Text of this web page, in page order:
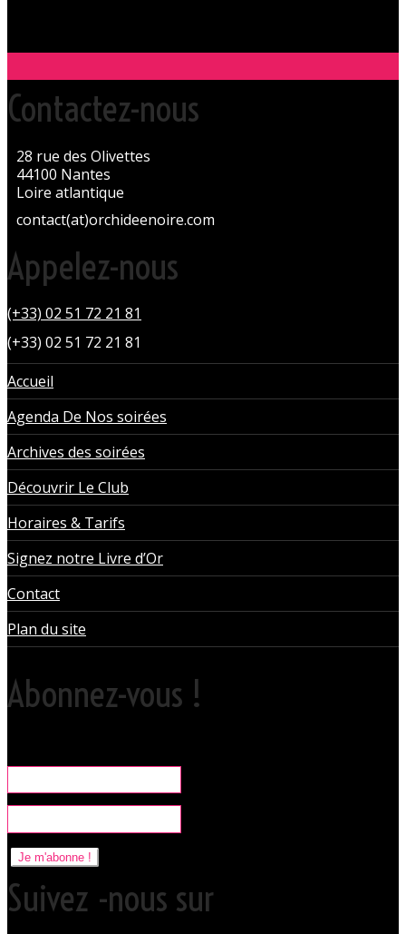
Contactez-nous
28 rue des Olivettes
44100 Nantes
Loire atlantique
contact(at)orchideenoire.com
Appelez-nous
(+33) 02 51 72 21 81
(+33) 02 51 72 21 81
Accueil
Agenda De Nos soirées
Archives des soirées
Découvrir Le Club
Horaires & Tarifs
Signez notre Livre d’Or
Contact
Plan du site
Abonnez-vous !
Je m'abonne !
Suivez -nous sur